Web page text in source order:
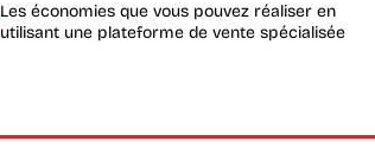
Les économies que vous pouvez réaliser en
utilisant une plateforme de vente spécialisée